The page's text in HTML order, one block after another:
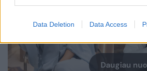
Data Deletion Data Access
Daugiau